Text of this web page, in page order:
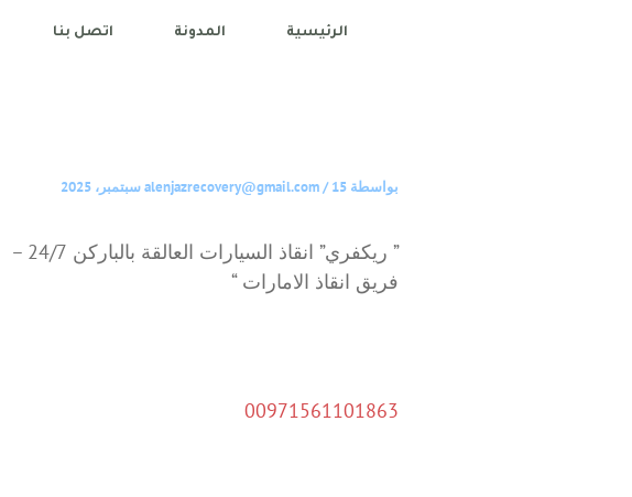
الرئيسية المدونة اتصل بنا
بواسطة alenjazrecovery@gmail.com/15 سبتمبر، 2025
” ريكفري” انقاذ السيارات العالقة بالباركن 24/7 –
فريق انقاذ الامارات “
00971561101863